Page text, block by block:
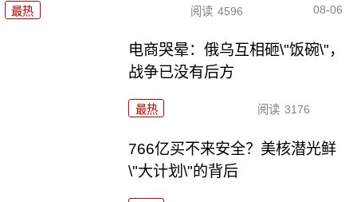
最热 阅读 4596 08-06
电商哭晕：俄乌互相砸\"饭碗\"，
战争已没有后方
最热 阅读 3176
766亿买不来安全？美核潜光鲜
\"大计划\"的背后